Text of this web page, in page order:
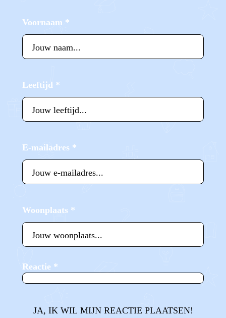
Voornaam *
Leeftijd *
E-mailadres *
Woonplaats *
Reactie *
JA, IK WIL MIJN REACTIE PLAATSEN!